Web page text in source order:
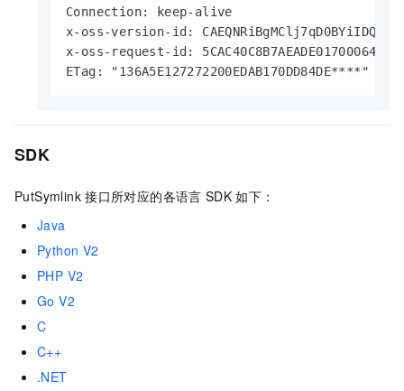
Connection: keep-alive
x-oss-version-id:
x-oss-request-id: 5CAC40C8B7AEADE01700064B
ETag: "136A5E127272200EDAB170DD84DE****"
SDK
PutSymlink 接口所对应的各语言 SDK 如下：
Java
Python V2
PHP V2
Go V2
C
C++
.NET